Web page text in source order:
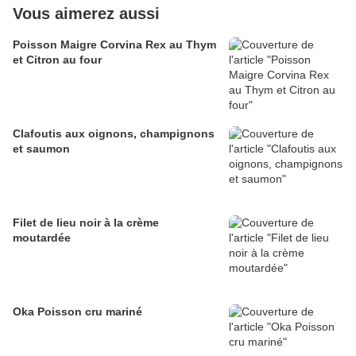
Vous aimerez aussi
Poisson Maigre Corvina Rex au Thym
et Citron au four
Clafoutis aux oignons, champignons
et saumon
Filet de lieu noir à la crème
moutardée
Oka Poisson cru mariné